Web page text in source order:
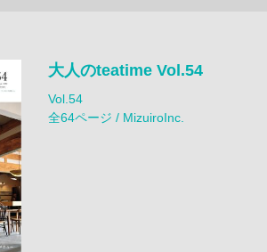
大人のteatime Vol.54
Vol.54
全64ページ / MizuiroInc.